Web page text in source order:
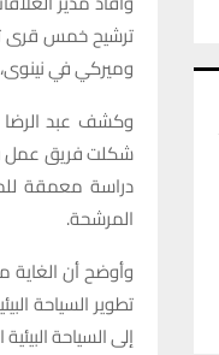
ترشيح خمس قرى
وميركي في
وكشف عبد الرضا
شكلت فريق عمل
دراسة معمقة
المرشحة.
وأوضح أن الغاية
تطوير السياحة
إلى السياحة